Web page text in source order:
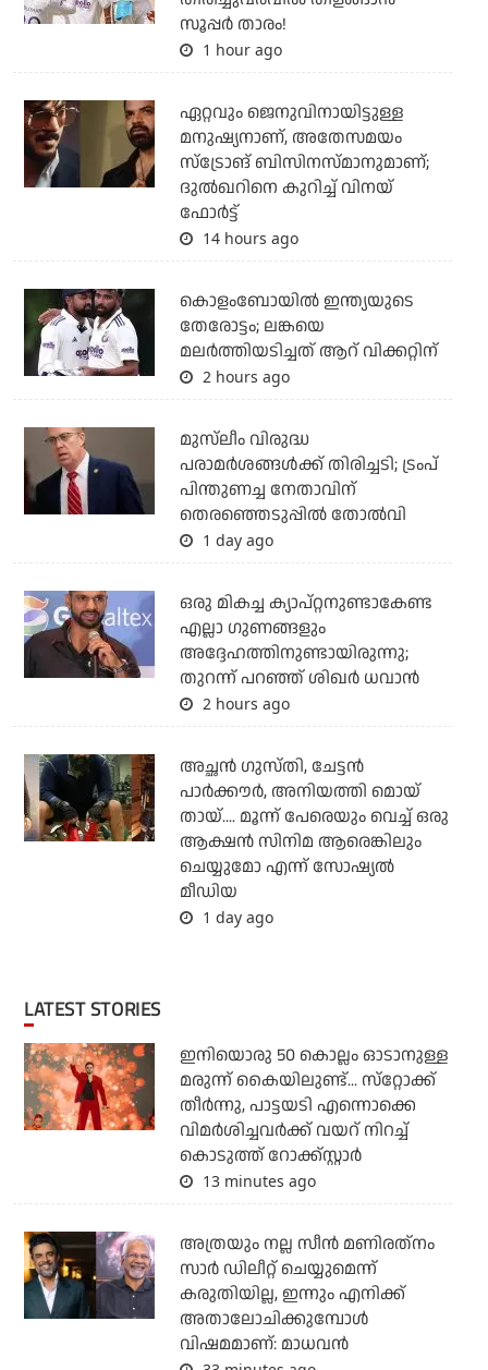
സൂപ്പര്‍ താരം!
1 hour ago
ഏറ്റവും ജെനുവിനായിട്ടുള്ള
മനുഷ്യനാണ്, അതേസമയം
സ്‌ട്രോങ് ബിസിനസ്മാനുമാണ്;
ദുല്‍ഖറിനെ കുറിച്ച് വിനയ്
ഫോര്‍ട്ട്
14 hours ago
കൊളംബോയില്‍ ഇന്ത്യയുടെ
തേരോട്ടം; ലങ്കയെ
മലര്‍ത്തിയടിച്ചത് ആറ് വിക്കറ്റിന്
2 hours ago
മുസ്‌ലീം വിരുദ്ധ
പരാമര്‍ശങ്ങള്‍ക്ക് തിരിച്ചടി; ട്രംപ്
പിന്തുണച്ച നേതാവിന്
തെരഞ്ഞെടുപ്പില്‍ തോല്‍വി
1 day ago
ഒരു മികച്ച ക്യാപ്റ്റനുണ്ടാകേണ്ട
എല്ലാ ഗുണങ്ങളും
അദ്ദേഹത്തിനുണ്ടായിരുന്നു;
തുറന്ന് പറഞ്ഞ് ശിഖര്‍ ധവാന്‍
2 hours ago
അച്ഛന്‍ ഗുസ്തി, ചേട്ടന്‍
പാര്‍ക്കൗര്‍, അനിയത്തി മൊയ്
തായ്.... മൂന്ന് പേരെയും വെച്ച് ഒരു
ആക്ഷന്‍ സിനിമ ആരെങ്കിലും
ചെയ്യുമോ എന്ന് സോഷ്യല്‍
മീഡിയ
1 day ago
LATEST STORIES
ഇനിയൊരു 50 കൊല്ലം ഓടാനുള്ള
മരുന്ന് കൈയിലുണ്ട്... സ്‌റ്റോക്ക്
തീര്‍ന്നു, പാട്ടയടി എന്നൊക്കെ
വിമര്‍ശിച്ചവര്‍ക്ക് വയറ് നിറച്ച്
കൊടുത്ത് റോക്ക്‌സ്റ്റാര്‍
13 minutes ago
അത്രയും നല്ല സീന്‍ മണിരത്‌നം
സാര്‍ ഡിലീറ്റ് ചെയ്യുമെന്ന്
കരുതിയില്ല, ഇന്നും എനിക്ക്
അതാലോചിക്കുമ്പോള്‍
വിഷമമാണ്: മാധവന്‍